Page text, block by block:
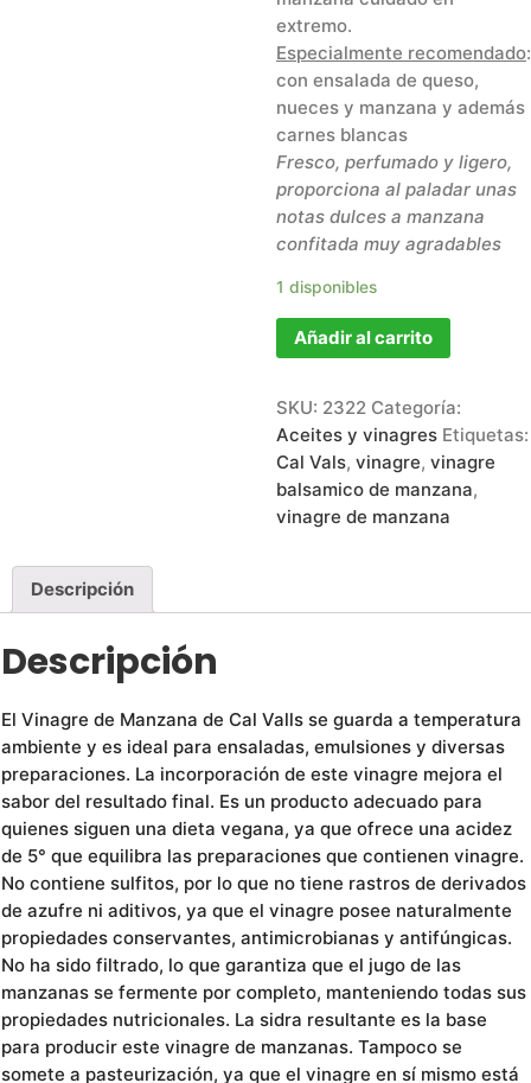
extremo.
Especialmente recomendado:
con ensalada de queso,
nueces y manzana y además
carnes blancas
Fresco, perfumado y ligero,
proporciona al paladar unas
notas dulces a manzana
confitada muy agradables
1 disponibles
Añadir al carrito
SKU: 2322 Categoría:
Aceites y vinagres Etiquetas:
Cal Vals, vinagre, vinagre
balsamico de manzana,
vinagre de manzana
Descripción
Descripción
El Vinagre de Manzana de Cal Valls se guarda a temperatura
ambiente y es ideal para ensaladas, emulsiones y diversas
preparaciones. La incorporación de este vinagre mejora el
sabor del resultado final. Es un producto adecuado para
quienes siguen una dieta vegana, ya que ofrece una acidez
de 5° que equilibra las preparaciones que contienen vinagre.
No contiene sulfitos, por lo que no tiene rastros de derivados
de azufre ni aditivos, ya que el vinagre posee naturalmente
propiedades conservantes, antimicrobianas y antifúngicas.
No ha sido filtrado, lo que garantiza que el jugo de las
manzanas se fermente por completo, manteniendo todas sus
propiedades nutricionales. La sidra resultante es la base
para producir este vinagre de manzanas. Tampoco se
somete a pasteurización, ya que el vinagre en sí mismo está